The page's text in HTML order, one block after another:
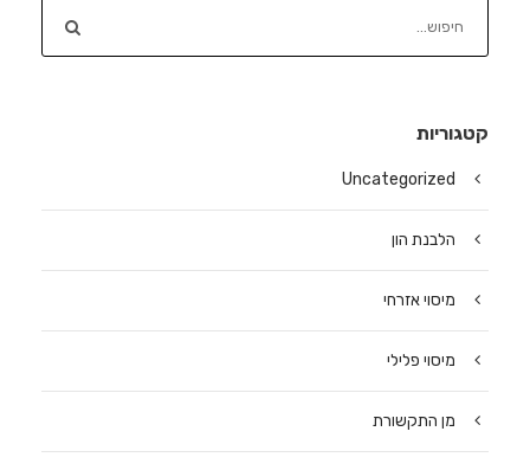
קטגוריות
Uncategorized
הלבנת הון
מיסוי אזרחי
מיסוי פלילי
מן התקשורת